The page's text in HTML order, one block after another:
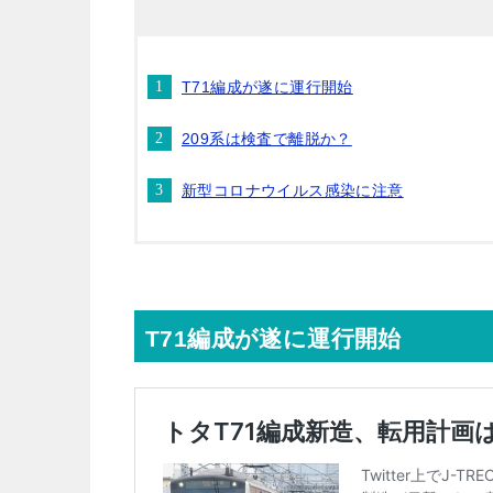
T71編成が遂に運行開始
209系は検査で離脱か？
新型コロナウイルス感染に注意
T71編成が遂に運行開始